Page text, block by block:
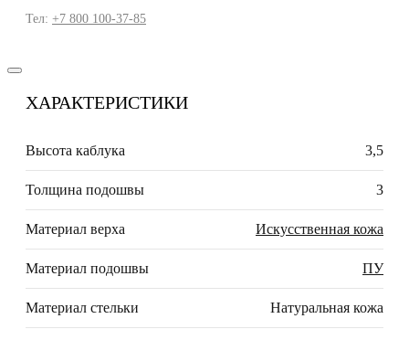
Тел: +7 800 100-37-85
ХАРАКТЕРИСТИКИ
Высота каблука 3,5
Толщина подошвы 3
Материал верха Искусственная кожа
Материал подошвы ПУ
Материал стельки Натуральная кожа